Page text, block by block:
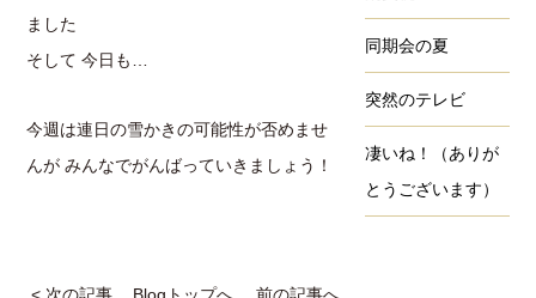
ました
そして 今日も…
今週は連日の雪かきの可能性が否めませ
んが みんなでがんばっていきましょう！
< 次の記事
Blogトップへ
前の記事へ
同期会の夏
突然のテレビ
凄いね！（ありが
とうございます）